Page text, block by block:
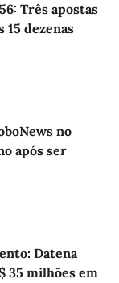
Três apostas
15 dezenas
no
após ser
Datena
35 milhões em